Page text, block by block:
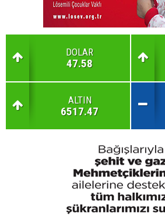
DOLAR
47.58
ALTIN
6517.47